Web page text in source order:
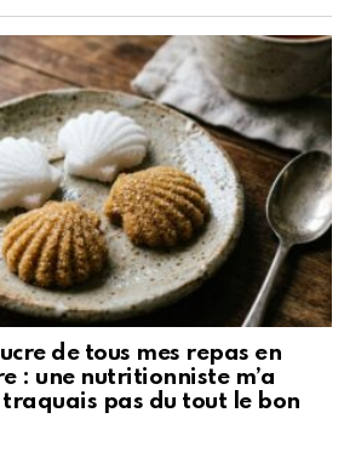
de tous mes repas en
: une nutritionniste m’a
pas du tout le bon